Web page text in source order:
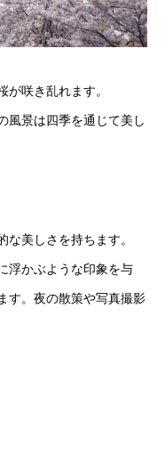
咲き乱れます。
風景は四季を通じて美し
美しさを持ちます。
浮かぶような印象を与
す。夜の散策や写真撮影